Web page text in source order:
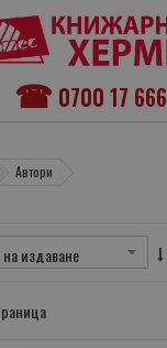
0700 17 666
Автори